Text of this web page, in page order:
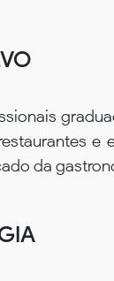
e
da